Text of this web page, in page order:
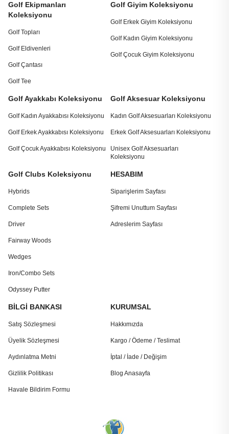
Golf Ekipmanları
Koleksiyonu
Golf Topları
Golf Eldivenleri
Golf Çantası
Golf Tee
Golf Giyim Koleksiyonu
Golf Erkek Giyim Koleksiyonu
Golf Kadın Giyim Koleksiyonu
Golf Çocuk Giyim Koleksiyonu
Golf Ayakkabı Koleksiyonu
Golf Kadın Ayakkabısı Koleksiyonu
Golf Erkek Ayakkabısı Koleksiyonu
Golf Çocuk Ayakkabısı Koleksiyonu
Golf Aksesuar Koleksiyonu
Kadın Golf Aksesuarları Koleksiyonu
Erkek Golf Aksesuarları Koleksiyonu
Unisex Golf Aksesuarları
Koleksiyonu
Golf Clubs Koleksiyonu
Hybrids
Complete Sets
Driver
Fairway Woods
Wedges
Iron/Combo Sets
Odyssey Putter
HESABIM
Siparişlerim Sayfası
Şifremi Unuttum Sayfası
Adreslerim Sayfası
BİLGİ BANKASI
Satış Sözleşmesi
Üyelik Sözleşmesi
Aydınlatma Metni
Gizlilik Politikası
Havale Bildirim Formu
KURUMSAL
Hakkımızda
Kargo / Ödeme / Teslimat
İptal / İade / Değişim
Blog Anasayfa